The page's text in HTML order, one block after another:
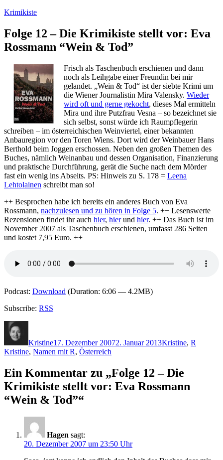
Zum
springen
Krimikiste
Folge 12 – Die Krimikiste stellt vor: Eva
Rossmann “Wein & Tod”
Frisch als Taschenbuch erschienen und dann
noch als Leihgabe einer Freundin bei mir
gelandet. „Wein & Tod“ ist der siebte Krimi um
die Wiener Journalistin Mira Valensky. Wieder
wird oft und gerne gekocht, dieses Mal ermitteln
Mira und ihre Putzfrau Vesna – so bezeichnet sie
sich selbst, sonst würde ich Raumpflegerin
schreiben – im österreichischen Weinviertel, einer bekannten
Anbauregion vor den Toren Wiens. Dort wird der Weinbauer Hans
Berthold beim Joggen erschossen. Neben den großen Themen des
Buches, nämlich Weinanbau und dessen Organisation, Finanzierung
und praktische Durchführung, gerät die Suche nach dem Mörder
fast ein wenig ins Abseits. PS: Hinweis zu S. 178 = Leena
Lehtolainen schreibt man so!
++ Besprochen habe ich bereits ein anderes Buch von Eva
Rossmann, nachzulesen und zu hören in Folge 5. ++ Lesenswerte
Rezensionen findet ihr auch hier, hierund hier. ++ Das Buch ist im
November 2007 als Taschenbuch erschienen, umfasst 286 Seiten
und kostet 7,95 Euro. ++
Podcast: Download (Duration: 6:06 — 4.2MB)
Subscribe: RSS
Kristine17. Dezember 20072. Januar 2013Kristine, R
Kristine, Namen mit R, Österreich
Ein Kommentar zu „Folge 12 – Die
Krimikiste stellt vor: Eva Rossmann
“Wein & Tod”“
Hagen sagt:
20. Dezember 2007 um 23:50 Uhr